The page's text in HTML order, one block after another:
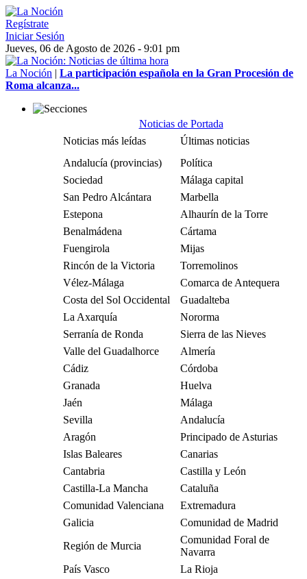
Regístrate
Iniciar Sesión
Jueves, 06 de Agosto de 2026 - 9:01 pm
La Noción | La participación española en la Gran Procesión de
Roma alcanza...
Noticias de Portada
Noticias más leídas
Últimas noticias
Andalucía (provincias)
Política
Sociedad
Málaga capital
San Pedro Alcántara
Marbella
Estepona
Alhaurín de la Torre
Benalmádena
Cártama
Fuengirola
Mijas
Rincón de la Victoria
Torremolinos
Vélez-Málaga
Comarca de Antequera
Costa del Sol Occidental
Guadalteba
La Axarquía
Nororma
Serranía de Ronda
Sierra de las Nieves
Valle del Guadalhorce
Almería
Cádiz
Córdoba
Granada
Huelva
Jaén
Málaga
Sevilla
Andalucía
Aragón
Principado de Asturias
Islas Baleares
Canarias
Cantabria
Castilla y León
Castilla-La Mancha
Cataluña
Comunidad Valenciana
Extremadura
Galicia
Comunidad de Madrid
Región de Murcia
Comunidad Foral de
Navarra
País Vasco
La Rioja